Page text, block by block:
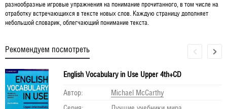
разнообразные игровые упражнения на понимание прочитанного, в том числе на
отработку встречающихся в тексте новых слов. Каждую страницу дополняет
небольшой словарик, облегчающий понимание текста.
Рекомендуем посмотреть
English Vocabulary in Use Upper 4th+CD
Автор:
Michael McCarthy